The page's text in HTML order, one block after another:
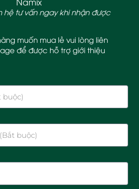
hệ tư vấn ngay khi nhận được
muốn mua lẻ vui lòng liên
để được hỗ trợ giới thiệu